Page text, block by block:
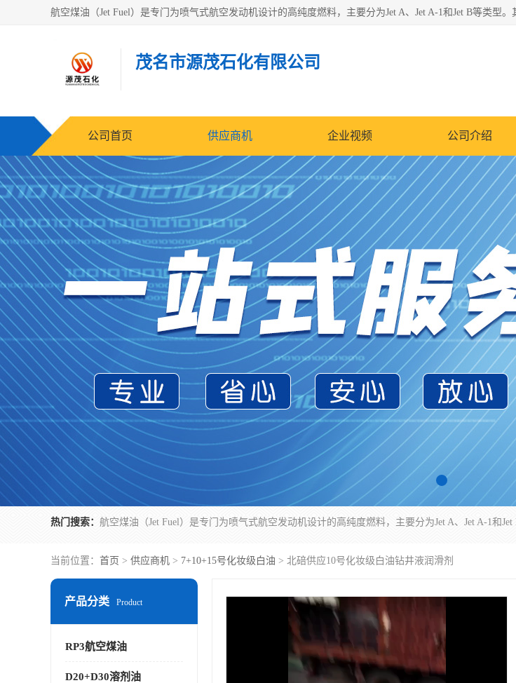
茂名市源茂石化有限公司
公司首页 供应商机 企业视频 公司介绍
热门搜索：
当前位置： 首页 > 供应商机 > 7+10+15号化妆级白油 > 北碚供应10号化妆级白油钻井液润滑剂
产品分类 Product
RP3航空煤油
D20+D30溶剂油